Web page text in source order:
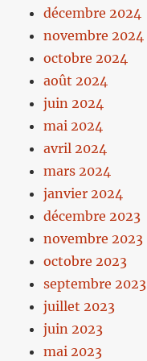
décembre 2024
novembre 2024
octobre 2024
août 2024
juin 2024
mai 2024
avril 2024
mars 2024
janvier 2024
décembre 2023
novembre 2023
octobre 2023
septembre 2023
juillet 2023
juin 2023
mai 2023